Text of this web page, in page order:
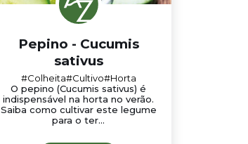
Pepino - Cucumis
sativus
#Colheita#Cultivo#Horta
O pepino (Cucumis sativus) é
indispensável na horta no verão.
Saiba como cultivar este legume
para o ter...